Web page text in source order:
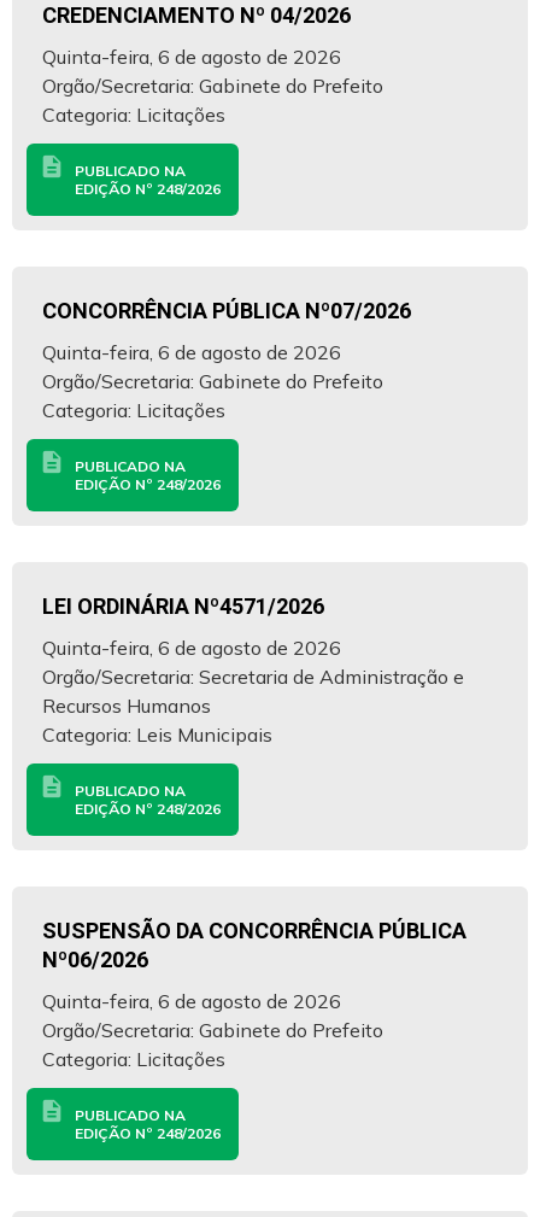
CREDENCIAMENTO Nº 04/2026
Quinta-feira, 6 de agosto de 2026
Orgão/Secretaria: Gabinete do Prefeito
Categoria: Licitações
description
PUBLICADO NA
EDIÇÃO Nº 248/2026
CONCORRÊNCIA PÚBLICA Nº07/2026
Quinta-feira, 6 de agosto de 2026
Orgão/Secretaria: Gabinete do Prefeito
Categoria: Licitações
description
PUBLICADO NA
EDIÇÃO Nº 248/2026
LEI ORDINÁRIA Nº4571/2026
Quinta-feira, 6 de agosto de 2026
Orgão/Secretaria: Secretaria de Administração e
Recursos Humanos
Categoria: Leis Municipais
description
PUBLICADO NA
EDIÇÃO Nº 248/2026
SUSPENSÃO DA CONCORRÊNCIA PÚBLICA
Nº06/2026
Quinta-feira, 6 de agosto de 2026
Orgão/Secretaria: Gabinete do Prefeito
Categoria: Licitações
description
PUBLICADO NA
EDIÇÃO Nº 248/2026